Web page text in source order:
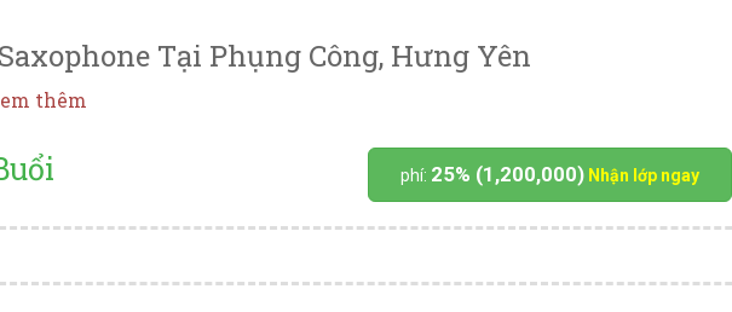
Tại Phụng Công, Hưng Yên
thêm
phí: 25% (1,200,000) Nhận lớp ngay